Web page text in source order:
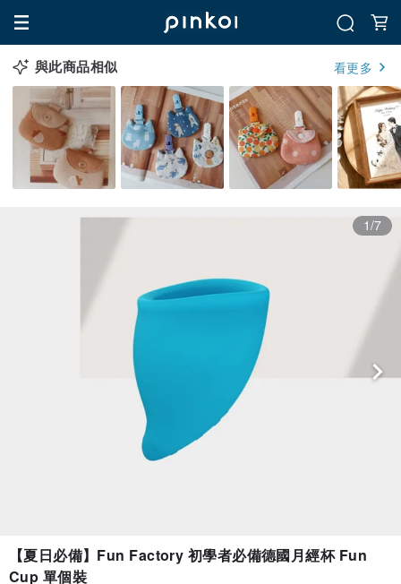
與此商品相似 看更多
1/7
【夏日必備】Fun Factory 初學者必備德國月經杯 Fun
Cup 單個裝